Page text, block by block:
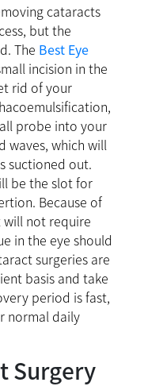
cataracts
but the
The Best Eye
incision in the
rid of your
probe into your
waves, which will
suctioned out.
be the slot for
Because of
will not require
in the eye should
surgeries are
basis and take
period is fast,
normal daily
Surgery